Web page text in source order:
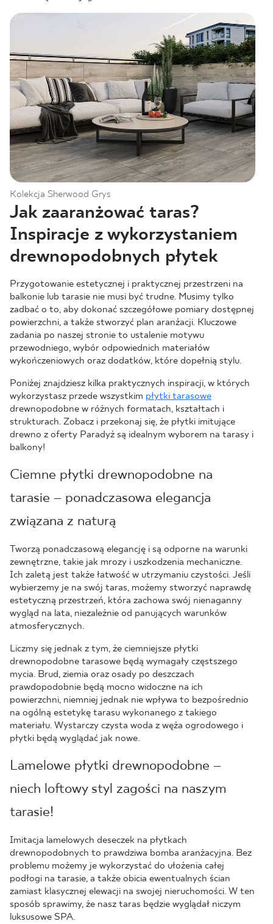
Kolekcja Sherwood Grys
Jak zaaranżować taras?
Inspiracje z wykorzystaniem
drewnopodobnych płytek
Przygotowanie estetycznej i praktycznej przestrzeni na
balkonie lub tarasie nie musi być trudne. Musimy tylko
zadbać o to, aby dokonać szczegółowe pomiary dostępnej
powierzchni, a także stworzyć plan aranżacji. Kluczowe
zadania po naszej stronie to ustalenie motywu
przewodniego, wybór odpowiednich materiałów
wykończeniowych oraz dodatków, które dopełnią stylu.
Poniżej znajdziesz kilka praktycznych inspiracji, w których
wykorzystasz przede wszystkim płytki tarasowe
drewnopodobne w różnych formatach, kształtach i
strukturach. Zobacz i przekonaj się, że płytki imitujące
drewno z oferty Paradyż są idealnym wyborem na tarasy i
balkony!
Ciemne płytki drewnopodobne na
tarasie – ponadczasowa elegancja
związana z naturą
Tworzą ponadczasową elegancję i są odporne na warunki
zewnętrzne, takie jak mrozy i uszkodzenia mechaniczne.
Ich zaletą jest także łatwość w utrzymaniu czystości. Jeśli
wybierzemy je na swój taras, możemy stworzyć naprawdę
estetyczną przestrzeń, która zachowa swój nienaganny
wygląd na lata, niezależnie od panujących warunków
atmosferycznych.
Liczmy się jednak z tym, że ciemniejsze płytki
drewnopodobne tarasowe będą wymagały częstszego
mycia. Brud, ziemia oraz osady po deszczach
prawdopodobnie będą mocno widoczne na ich
powierzchni, niemniej jednak nie wpływa to bezpośrednio
na ogólną estetykę tarasu wykonanego z takiego
materiału. Wystarczy czysta woda z węża ogrodowego i
płytki będą wyglądać jak nowe.
Lamelowe płytki drewnopodobne –
niech loftowy styl zagości na naszym
tarasie!
Imitacja lamelowych deseczek na płytkach
drewnopodobnych to prawdziwa bomba aranżacyjna. Bez
problemu możemy je wykorzystać do ułożenia całej
podłogi na tarasie, a także obicia ewentualnych ścian
zamiast klasycznej elewacji na swojej nieruchomości. W ten
sposób sprawimy, że nasz taras będzie wyglądał niczym
luksusowe SPA.